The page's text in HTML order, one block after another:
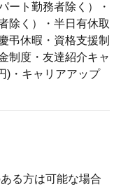
ート勤務者除く）・
除く）・半日有休取
弔休暇・資格支援制
制度・友達紹介キャ
)・キャリアアップ
る方は可能な場合